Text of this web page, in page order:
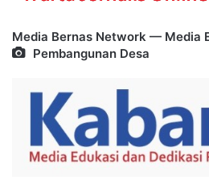
Media Bernas Network — Media
Pembangunan Desa